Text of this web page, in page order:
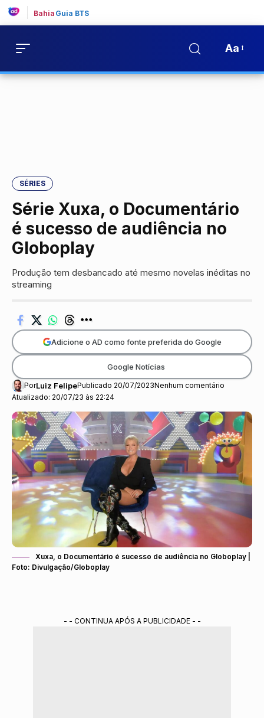
Bahia Guia BTS
Aa
SÉRIES
Série Xuxa, o Documentário
é sucesso de audiência no
Globoplay
Produção tem desbancado até mesmo novelas inéditas no
streaming
Atualizado: 20/07/23 às 22:24
PorLuiz FelipePublicado 20/07/2023Nenhum comentário
Adicione o AD como fonte preferida do Google
Google Notícias
Xuxa, o Documentário é sucesso de audiência no Globoplay |
Foto: Divulgação/Globoplay
- - CONTINUA APÓS A PUBLICIDADE - -